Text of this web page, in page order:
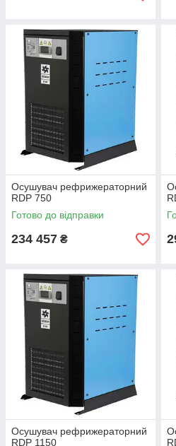
Осушувач рефрижераторний
RDP 750
Готово до відправки
234 457 ₴
Осушувач рефрижераторний
RDP 1150